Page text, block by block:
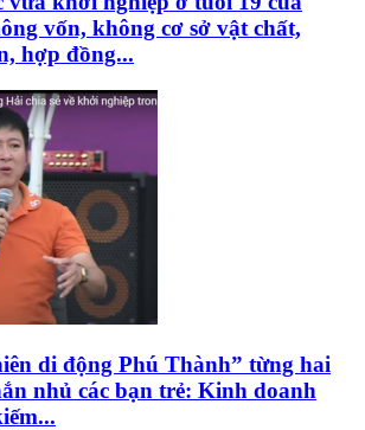
vốn, không cơ sở vật chất,
hợp đồng...
di động Phú Thành” từng hai
nhủ các bạn trẻ: Kinh doanh